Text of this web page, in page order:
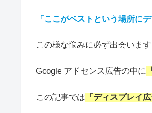
「ここがベストという場所に
この様な悩みに必ず出会います
Google アドセンス広告の中に
この記事では 「ディスプレイ